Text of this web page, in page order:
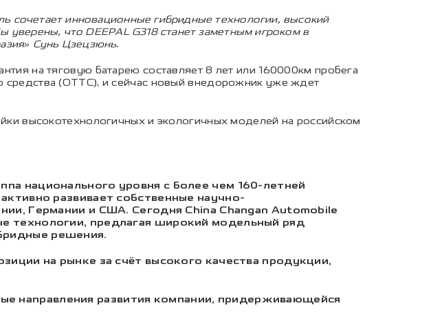
сочетает инновационные гибридные технологии, высокий
уверены, что DEEPAL G318 станет заметным игроком в
Сунь Цзецзюнь.
на тяговую батарею составляет 8 лет или 160000км пробега
средства (ОТТС), и сейчас новый внедорожник уже ждет
высокотехнологичных и экологичных моделей на российском
национального уровня с более чем 160-летней
развивает собственные научно-
Германии и США. Сегодня China Changan Automobile
технологии, предлагая широкий модельный ряд
решения.
на рынке за счёт высокого качества продукции,
направления развития компании, придерживающейся